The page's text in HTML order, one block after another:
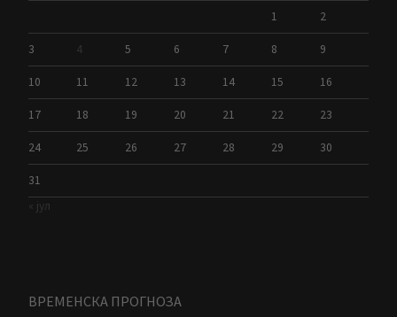
1 2
3 4 5 6 7 8 9
10 11 12 13 14 15 16
17 18 19 20 21 22 23
24 25 26 27 28 29 30
31
« јул
ВРЕМЕНСКА ПРОГНОЗА